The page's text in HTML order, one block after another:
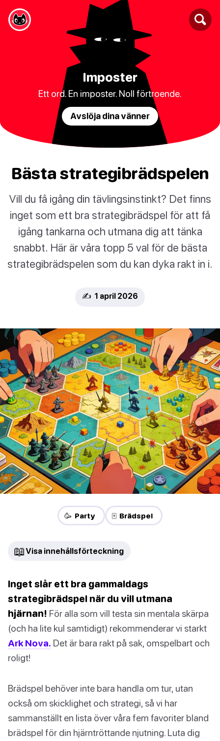
Imposter
Ett ord. En imposter. Noll förtroende.
Avslöja dina vänner
Bästa strategibrädspelen
Vill du få igång din tävlingsinstinkt? Det finns
inget som ett bra strategibrädspel för att få
igång tankarna och utmana dig att tänka
snabbt. Här är våra topp 5 val för de bästa
strategibrädspelen som du kan dyka rakt in i.
✍️ 1 april 2026
🥳 Party 🀄 Brädspel
📖 Visa innehållsförteckning
Inget slår ett bra gammaldags
strategibrädspel när du vill utmana
hjärnan! För alla som vill testa sin mentala skärpa
(och ha lite kul samtidigt) rekommenderar vi starkt
Ark Nova. Det är bara rakt på sak, omspelbart och
roligt!
Brädspel behöver inte bara handla om tur, utan
också om skicklighet och strategi, så vi har
sammanställt en lista över våra fem favoriter bland
brädspel för din hjärntröttande njutning. Luta dig